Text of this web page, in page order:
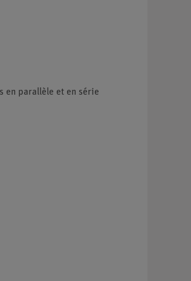
en parallèle et en série